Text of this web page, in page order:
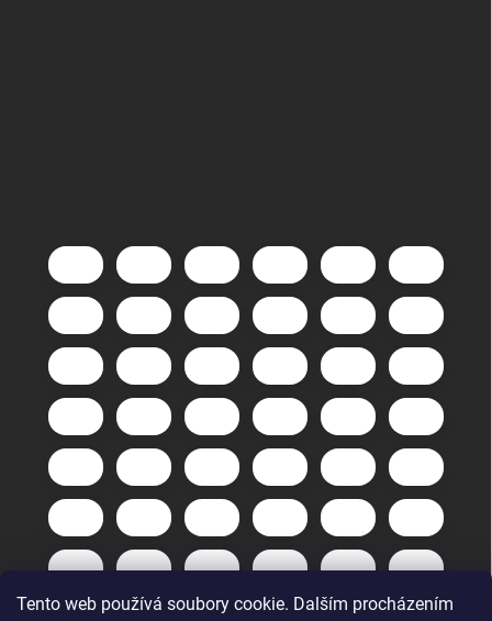
Tento web používá soubory cookie. Dalším procházením